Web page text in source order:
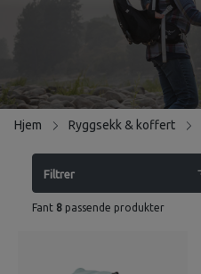
Hjem Ryggsekk & koffert
Filtrer
Fant 8 passende produkter